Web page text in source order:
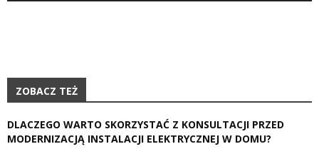
ZOBACZ TEŻ
DLACZEGO WARTO SKORZYSTAĆ Z KONSULTACJI PRZED
MODERNIZACJĄ INSTALACJI ELEKTRYCZNEJ W DOMU?